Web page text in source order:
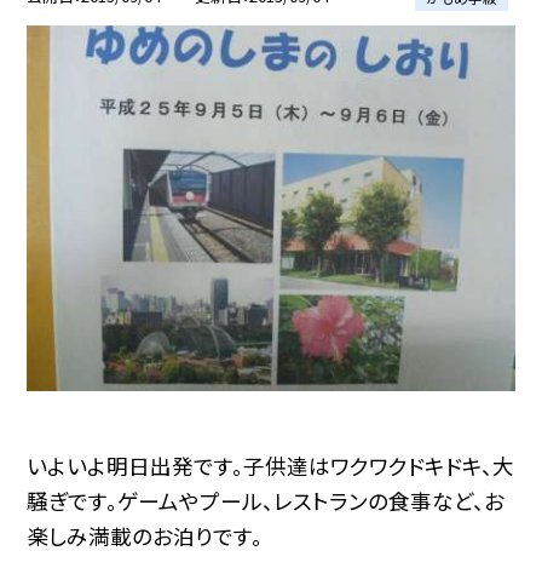
いよいよ明日出発です。子供達はワクワクドキドキ、大
騒ぎです。ゲームやプール、レストランの食事など、お
楽しみ満載のお泊りです。